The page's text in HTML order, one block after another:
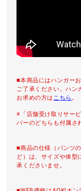
■本商品にはハンガー
ご了承ください。ハン
お求めの方は こちら 。
※「店舗受け取りサー
バーのどちらも付属さ
■商品の仕様（パンツ
ど）は、サイズや体型
承くださいませ。